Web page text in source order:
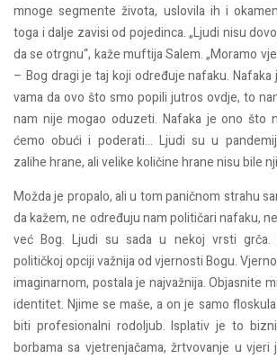
mnoge segmente života, uslovila ih i
toga i dalje zavisi od pojedinca. „Ljudi nisu
da se otrgnu“, kaže muftija Salem. „Moramo
– Bog dragi je taj koji određuje nafaku.
vama da ovo što smo popili jutros ovdje, to
nam nije mogao oduzeti. Nafaka je ono što
ćemo obući i poderati… Ljudi su u
zalihe hrane, ali velike količine hrane nisu bile
Možda je propalo, ali u tom paničnom strahu
da kažem, ne određuju nam političari nafaku,
već Bog. Ljudi su sada u nekoj vrsti grča.
političkoj opciji važnija od vjernosti Bogu.
imaginarnom, postala je najvažnija. Objasnite
identitet. Njime se maše, a on je samo
biti profesionalni rodoljub. Isplativ je to
borbama sa vjetrenjačama, žrtvovanje u vjeri